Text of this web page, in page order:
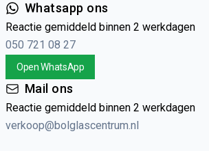
Whatsapp ons
Reactie gemiddeld binnen 2 werkdagen
050 721 08 27
Open WhatsApp
Mail ons
Reactie gemiddeld binnen 2 werkdagen
verkoop@bolglascentrum.nl